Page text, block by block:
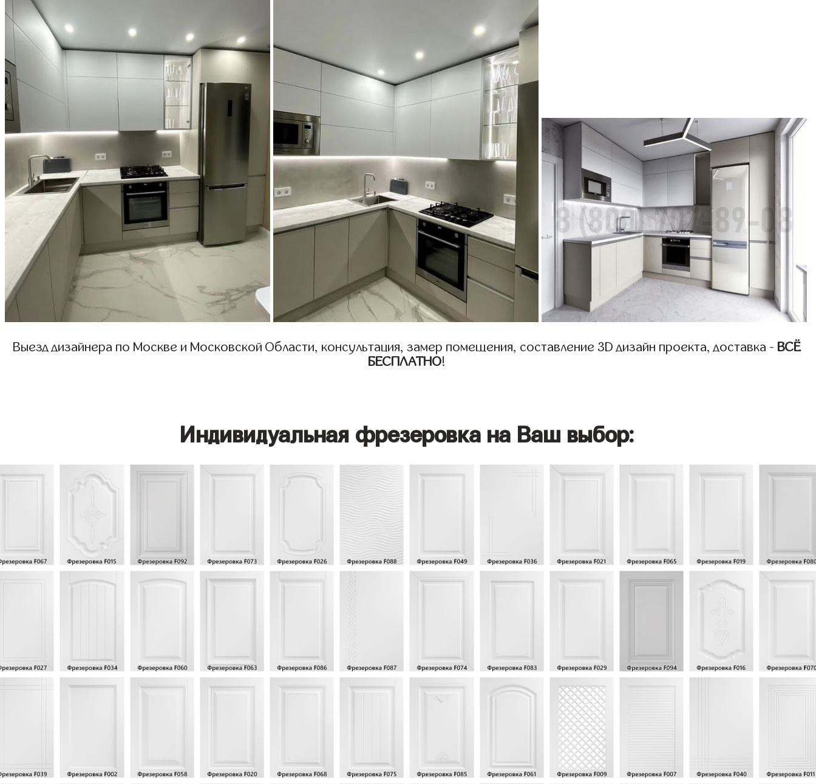
Выезд дизайнера по Москве и Московской Области, консультация, замер помещения, составление 3D дизайн проекта, доставка - ВСЁ
БЕСПЛАТНО!
Индивидуальная фрезеровка на Ваш выбор: